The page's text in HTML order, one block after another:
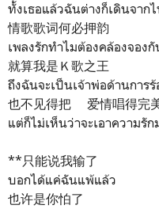
ทั้งเธอแล้วฉันต่างก็เดินจาก
情歌歌词何必押韵
เพลงรักทำไมต้องคล้องจอง
就算我是Ｋ歌之王
ถึงฉันจะเป็นเจ้าพ่อด้านการร้
也不见得把 爱情唱得完
แต่ก็ไม่เห็นว่าจะเอาความรั
**只能说我输了
บอกได้แค่ฉันแพ้แล้ว
也许是你怕了